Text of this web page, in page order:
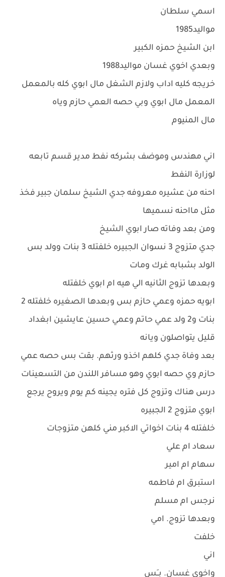
اسمي سلطان
مواليد1985
ابن الشيخ حمزه الكبير
وبعدي اخوي غسان مواليد1988
خريجه كليه اداب ولازم الشغل مال ابوي كله بالمعمل
المعمل مال ابوي وبي حصه العمي حازم وياه
مال المنيوم
اني مهندس وموضف بشركه نفط مدير قسم تابعه
لوزارة النفط
احنه من عشيره معروفه جدي الشيخ سلمان جبير فخذ
مثل مااحنه نسميها
ومن بعد وفاته صار ابوي الشيخ
جدي متزوج 3 نسوان الجبيره خلفتله 3 بنات وولد بس
الولد بشبابه غرك ومات
وبعدها تزوج الثانيه الي هيه ام ابوي خلفتله
ابويه حمزه وعمي حازم بس وبعدها الصغيره خلفتله 2
بنات و2 ولد عمي حاتم وعمي حسين عايشين ابغداد
قليل يتواصلون ويانه
بعد وفاة جدي كلهم اخذو ورثهم. بقت بس حصه عمي
حازم وي حصه ابوي وهو مسافر اللندن من التسعينات
درس هناك وتزوج كل فتره يجينه كم يوم ويروح يرجع
ابوي متزوج 2 الجبيره
خلفتله 4 بنات اخواتي الاكبر مني كلهن متزوجات
سعاد ام علي
سهام ام امير
استبرق ام فاطمه
نرجس ام مسلم
وبعدها تزوج. امي
خلفت
اني
واخوي غسان. بــَس